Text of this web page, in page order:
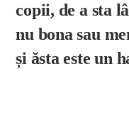
copii, de a sta
nu bona sau
și ăsta este un